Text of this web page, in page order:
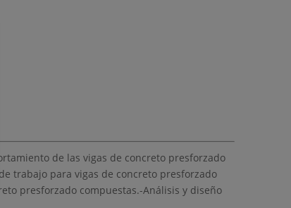
de las vigas de concreto presforzado
trabajo para vigas de concreto presforzado
presforzado compuestas.-Análisis y diseño